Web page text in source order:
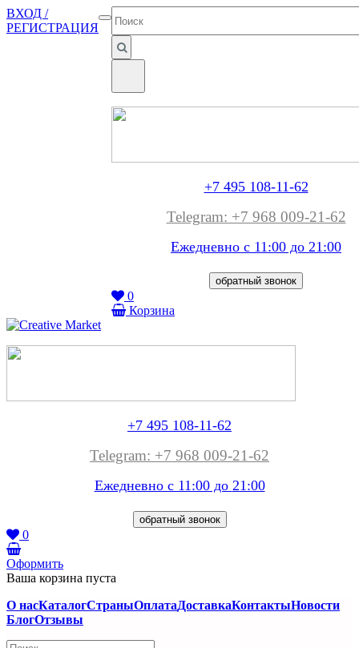
ВХОД /
РЕГИСТРАЦИЯ
+7 495 108-11-62
Telegram: +7 968 009-21-62
Ежедневно с 11:00 до 21:00
обратный звонок
0
Корзина
+7 495 108-11-62
Telegram: +7 968 009-21-62
Ежедневно с 11:00 до 21:00
обратный звонок
0
Оформить
Ваша корзина пуста
О насКаталогСтраныОплатаДоставкаКонтактыНовости
БлогОтзывы